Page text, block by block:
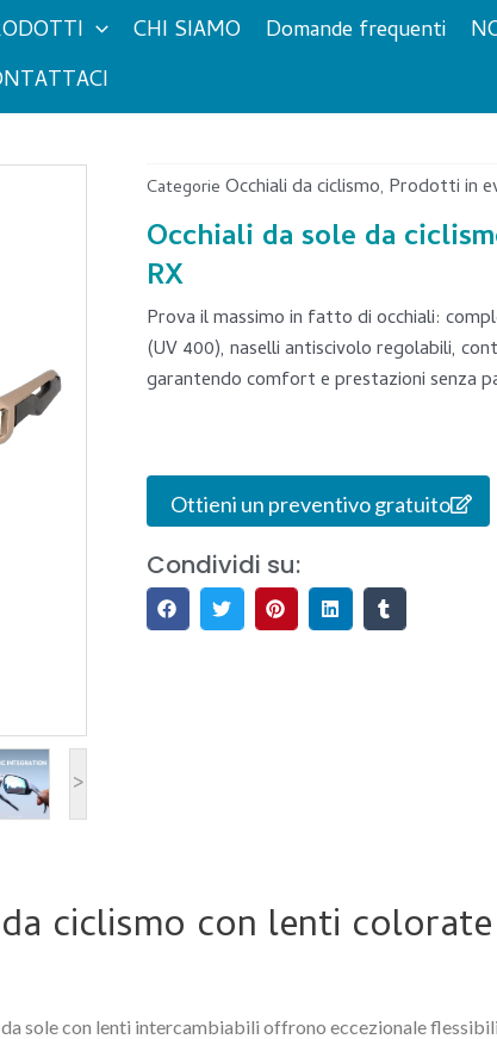
CHI SIAMO Domande frequenti
>
Categorie Occhiali da ciclismo, Prodotti in
Occhiali da sole da
RX
Prova il massimo in fatto di occhiali:
(UV 400), naselli antiscivolo regolabili,
garantendo comfort e prestazioni senza
Ottieni un preventivo gratuito
Condividi su:
ciclismo con lenti
sole con lenti intercambiabili offrono eccezionale